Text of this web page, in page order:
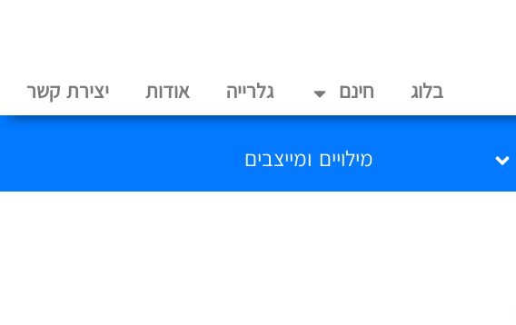
בלוג חינם גלרייה אודות יצירת קשר
מילויים ומייצבים